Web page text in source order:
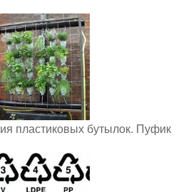
пластиковых бутылок. Пуфик